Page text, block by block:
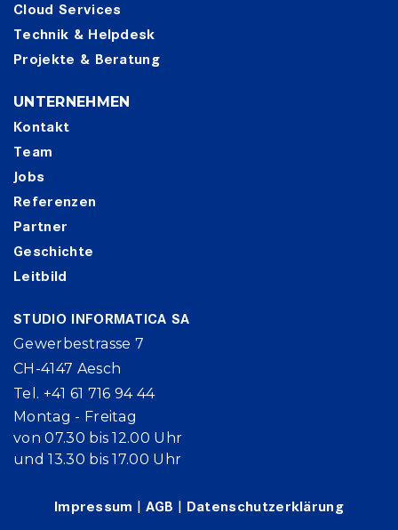
Cloud Services
Technik & Helpdesk
Projekte & Beratung
UNTERNEHMEN
Kontakt
Team
Jobs
Referenzen
Partner
Geschichte
Leitbild
STUDIO INFORMATICA SA
Gewerbestrasse 7
CH-4147 Aesch
Tel. +41 61 716 94 44
Montag - Freitag
von 07.30 bis 12.00 Uhr
und 13.30 bis 17.00 Uhr
Impressum | AGB | Datenschutzerklärung